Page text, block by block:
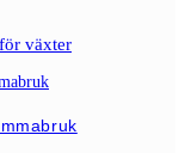
växter